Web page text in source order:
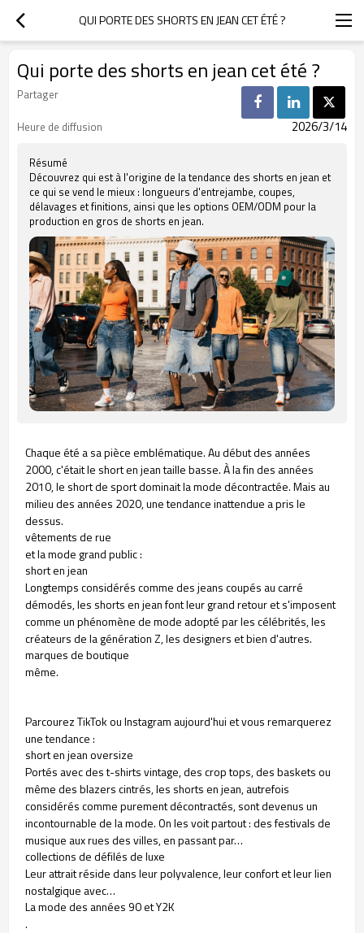
QUI PORTE DES SHORTS EN JEAN CET ÉTÉ ?
Qui porte des shorts en jean cet été ?
Partager
Heure de diffusion
2026/3/14
Résumé
Découvrez qui est à l'origine de la tendance des shorts en jean et
ce qui se vend le mieux : longueurs d'entrejambe, coupes,
délavages et finitions, ainsi que les options OEM/ODM pour la
production en gros de shorts en jean.
Chaque été a sa pièce emblématique. Au début des années
2000, c'était le short en jean taille basse. À la fin des années
2010, le short de sport dominait la mode décontractée. Mais au
milieu des années 2020, une tendance inattendue a pris le
dessus.
vêtements de rue
et la mode grand public :
short en jean
Longtemps considérés comme des jeans coupés au carré
démodés, les shorts en jean font leur grand retour et s'imposent
comme un phénomène de mode adopté par les célébrités, les
créateurs de la génération Z, les designers et bien d'autres.
marques de boutique
même.
Parcourez TikTok ou Instagram aujourd'hui et vous remarquerez
une tendance :
short en jean oversize
Portés avec des t-shirts vintage, des crop tops, des baskets ou
même des blazers cintrés, les shorts en jean, autrefois
considérés comme purement décontractés, sont devenus un
incontournable de la mode. On les voit partout : des festivals de
musique aux rues des villes, en passant par…
collections de défilés de luxe
Leur attrait réside dans leur polyvalence, leur confort et leur lien
nostalgique avec…
La mode des années 90 et Y2K
.